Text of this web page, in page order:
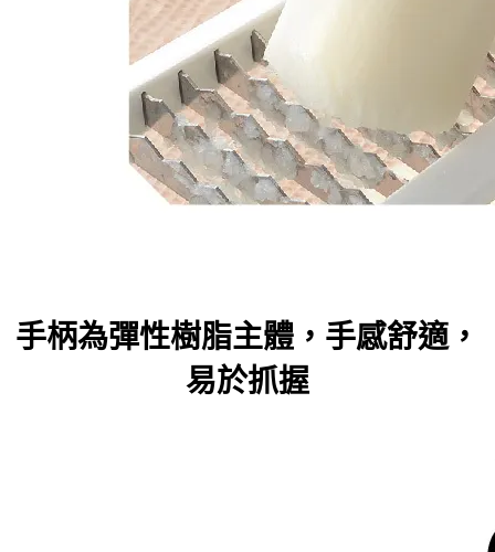
手柄為彈性樹脂主體，手感舒適，
易於抓握